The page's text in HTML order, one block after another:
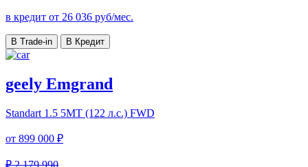
в кредит от 26 036 руб/мес.
В Trade-in В Кредит
geely Emgrand
Standart 1.5 5MT (122 л.с.) FWD
от 899 000 ₽
₽ 2 179 990